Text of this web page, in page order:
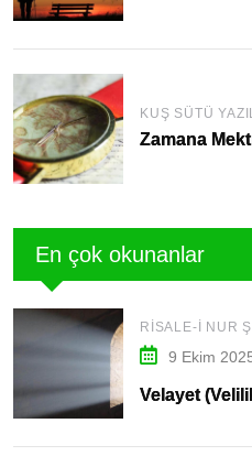
KUŞ SÜTÜ
Zamana
En çok okunanlar
RISALE-I NUR
9 Ekim
Velayet